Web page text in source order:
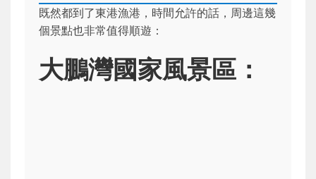
既然都到了東港漁港，時間允許的話，周邊這幾
個景點也非常值得順遊：
大鵬灣國家風景區：